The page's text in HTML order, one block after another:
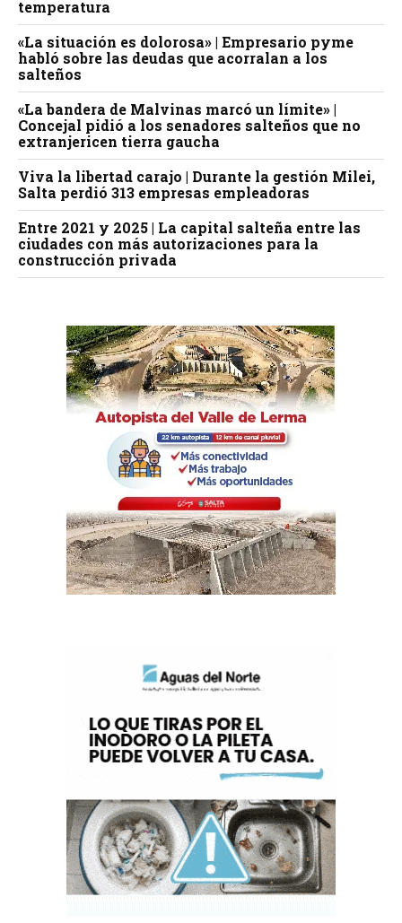
temperatura
«La situación es dolorosa» | Empresario pyme
habló sobre las deudas que acorralan a los
salteños
«La bandera de Malvinas marcó un límite» |
Concejal pidió a los senadores salteños que no
extranjericen tierra gaucha
Viva la libertad carajo | Durante la gestión Milei,
Salta perdió 313 empresas empleadoras
Entre 2021 y 2025 | La capital salteña entre las
ciudades con más autorizaciones para la
construcción privada